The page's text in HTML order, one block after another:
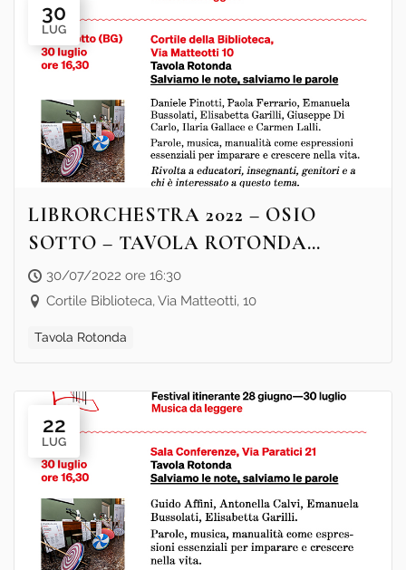
30
LUG
LIBRORCHESTRA 2022 – OSIO
SOTTO – TAVOLA ROTONDA
“SALVIAMO LE NOTE, SALVIAMO
LE PAROLE”
30/07/2022 ore 16:30
Cortile Biblioteca, Via Matteotti, 10
Tavola Rotonda
22
LUG